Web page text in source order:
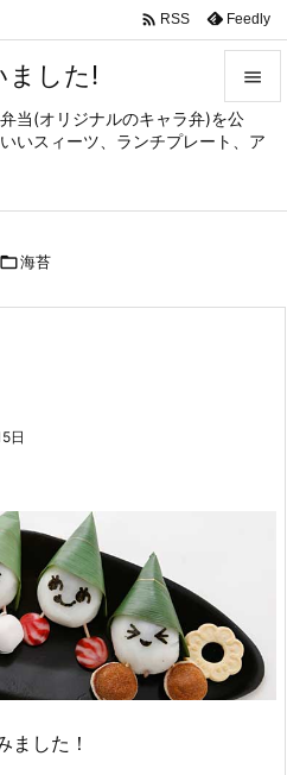
ました!
当(オリジナルのキャラ弁)を公
いスィーツ、ランチプレート、ア


メニュ
サイド

 RSS Feedly
海苔
日
ました！